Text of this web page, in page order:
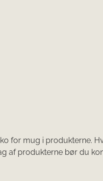
for mug i produkterne.
af produkterne bør du